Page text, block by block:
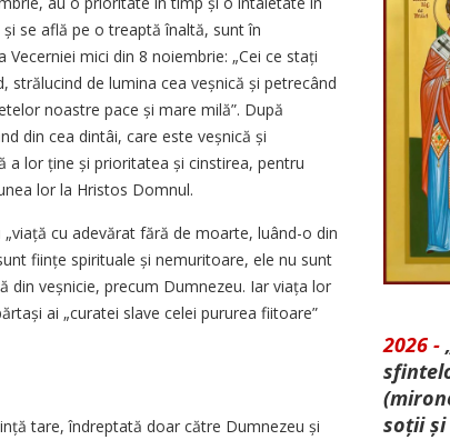
se află pe o treaptă înaltă, sunt în
mici din 8 noiembrie: „Cei ce stați
de lumina cea veșnică și petrecând
noastre pace și mare milă”. După
din cea dintâi, care este veșnică și
a lor ține și prioritatea și cinstirea, pentru
lor la Hristos Domnul.
cu adevărat fără de moarte, luând-o din
ființe spirituale și nemuritoare, ele nu sunt
din veșnicie, precum Dumnezeu. Iar viața lor
ai „curatei slave celei pururea fiitoare”
tare, îndreptată doar către Dumnezeu și
2026 -
soții și